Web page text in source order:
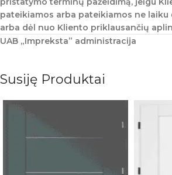
pateikiamos arba pateikiamos ne laiku
arba dėl nuo Kliento priklausančių
UAB „Impreksta” administracija
Susiję Produktai